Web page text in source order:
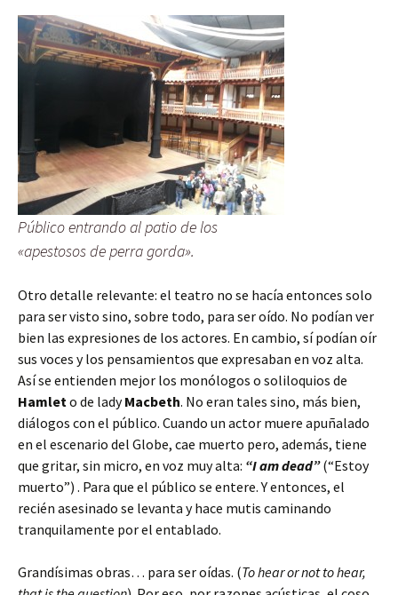
Público entrando al patio de los
«apestosos de perra gorda».
Otro detalle relevante: el teatro no se hacía entonces solo
para ser visto sino, sobre todo, para ser oído. No podían ver
bien las expresiones de los actores. En cambio, sí podían oír
sus voces y los pensamientos que expresaban en voz alta.
Así se entienden mejor los monólogos o soliloquios de
Hamlet o de ladyMacbeth. No eran tales sino, más bien,
diálogos con el público. Cuando un actor muere apuñalado
en el escenario del Globe, cae muerto pero, además, tiene
que gritar, sin micro, en voz muy alta: “I am dead”(“Estoy
muerto”) . Para que el público se entere. Y entonces, el
recién asesinado se levanta y hace mutis caminando
tranquilamente por el entablado.
Grandísimas obras… para ser oídas. (To hear or not to hear,